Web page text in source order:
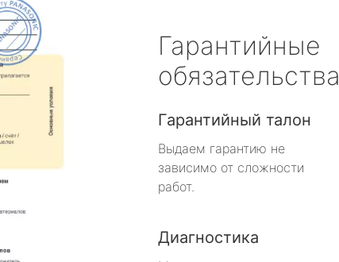
Гарантийные
обязательства
Гарантийный талон
Выдаем гарантию не
зависимо от сложности
работ.
Диагностика